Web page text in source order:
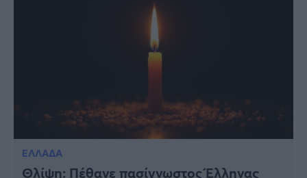
ΕΛΛΑΔΑ
Θλίψη: Πέθανε πασίγνωστος Έλληνας